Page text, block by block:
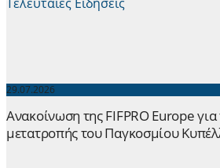
29.07.2026
Ανακοίνωση της FIFPRO Europe
μετατροπής του Παγκοσμίου